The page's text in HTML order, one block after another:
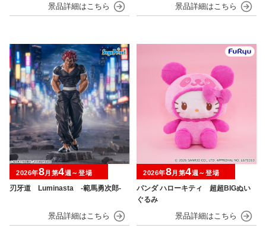
刃牙道 Luminasta ‐範馬勇次郎‐
2026年8月第4週～登場
パンダ ハローキティ 超超BIGぬい
ぐるみ
2026年8月第4週～登場